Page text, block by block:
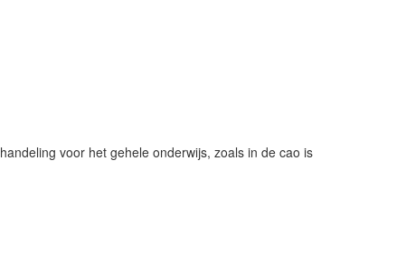
voor het gehele onderwijs, zoals in de cao is